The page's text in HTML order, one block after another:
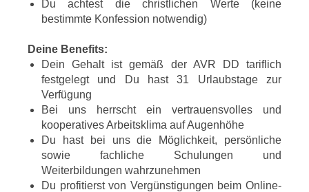
Du achtest die christlichen Werte (keine
bestimmte Konfession notwendig)
Deine Benefits:
Dein Gehalt ist gemäß der AVR DD tariflich
festgelegt und Du hast 31 Urlaubstage zur
Verfügung
Bei uns herrscht ein vertrauensvolles und
kooperatives Arbeitsklima auf Augenhöhe
Du hast bei uns die Möglichkeit, persönliche
sowie fachliche Schulungen und
Weiterbildungen wahrzunehmen
Du profitierst von Vergünstigungen beim Online-